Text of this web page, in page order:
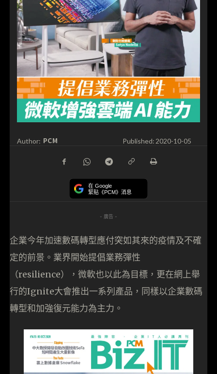
Author: PCM Published: 2020-10-05
在 Google
緊貼《PCM》消息
- 廣告 -
企業今年加速數碼轉型應付突如其來的疫情及不確
定的前景。業界開始提倡業務彈性
（resilience），微軟也以此為目標，更在網上舉
行的Ignite大會推出一系列產品，同樣以企業數碼
轉型和加強復元能力為主力。